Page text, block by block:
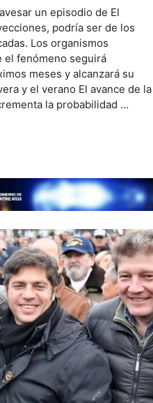
un episodio de El
podría ser de los
Los organismos
el fenómeno seguirá
meses y alcanzará su
y el verano El avance de la
la probabilidad …